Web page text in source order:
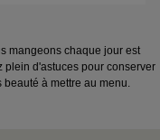
mangeons chaque jour est
plein d'astuces pour conserver
à mettre au menu.